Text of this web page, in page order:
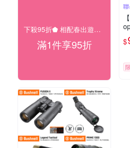
下殺95折⬟ 相配春出遊大促
滿1件享95折 $